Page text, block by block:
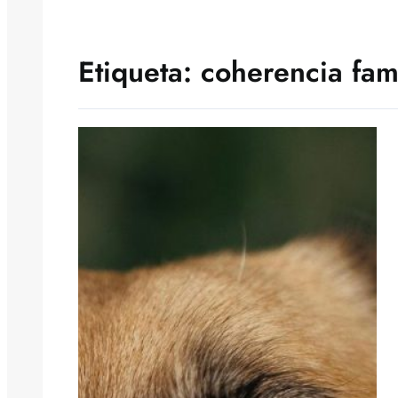
Etiqueta: coherencia